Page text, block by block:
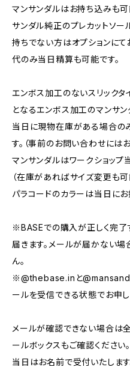
マンサンダルはお持ち込みも可
サンダル純正のプレカットソ
持ちでない方はオプションにて
代のみ当日精算も可能です。
エンボス加工のないスリックタ
となるエンボス加工のマンサン
当日に現物在庫がある場合の
す。（事前のお問い合わせには
マンサンダルはワークショップ
（在庫があればサイズ変更も可
パラコードのカラーは当日に
※BASEでの購入が正しく完
届きます。メールが届かない
ん。
※@thebase.inと
ールを受信できる状態でお申し
メールが確認できない場合は
ールボックスもご確認ください。
当日はお名前で受付いたしま